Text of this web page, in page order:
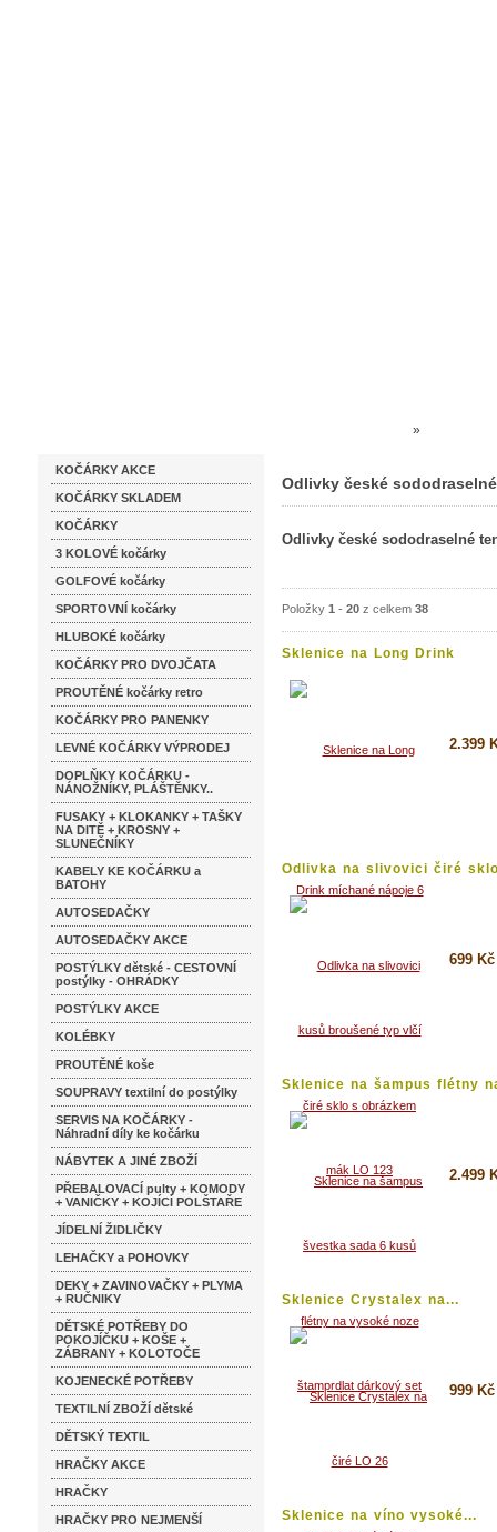
KOČÁRKY AKCE
KOČÁRKY SKLADEM
KOČÁRKY
3 KOLOVÉ kočárky
GOLFOVÉ kočárky
SPORTOVNÍ kočárky
HLUBOKÉ kočárky
KOČÁRKY PRO DVOJČATA
PROUTĚNÉ kočárky retro
KOČÁRKY PRO PANENKY
LEVNÉ KOČÁRKY VÝPRODEJ
DOPLŇKY KOČÁRKU -
NÁNOŽNÍKY, PLÁŠTĚNKY..
FUSAKY + KLOKANKY + TAŠKY
NA DITĚ + KROSNY +
SLUNEČNÍKY
KABELY KE KOČÁRKU a
BATOHY
AUTOSEDAČKY
AUTOSEDAČKY AKCE
POSTÝLKY dětské - CESTOVNÍ
postýlky - OHRÁDKY
POSTÝLKY AKCE
KOLÉBKY
PROUTĚNÉ koše
SOUPRAVY textilní do postýlky
SERVIS NA KOČÁRKY -
Náhradní díly ke kočárku
NÁBYTEK A JINÉ ZBOŽÍ
PŘEBALOVACÍ pulty + KOMODY
+ VANIČKY + KOJÍCÍ POLŠTAŘE
JÍDELNÍ ŽIDLIČKY
LEHAČKY a POHOVKY
DEKY + ZAVINOVAČKY + PLYMA
+ RUČNIKY
DĚTSKÉ POTŘEBY DO
POKOJÍČKU + KOŠE +
ZÁBRANY + KOLOTOČE
KOJENECKÉ POTŘEBY
TEXTILNÍ ZBOŽÍ dětské
DĚTSKÝ TEXTIL
HRAČKY AKCE
HRAČKY
HRAČKY PRO NEJMENŠÍ
»
Odlivky české
Odlivky české sododraselné
Položky 1 - 20 z celkem 38
Sklenice na Long Drink
2.399
Odlivka na slivovici čiré
699 Kč
Sklenice na šampus flétny
2.499
Sklenice Crystalex na...
999 Kč
Sklenice na víno vysoké...